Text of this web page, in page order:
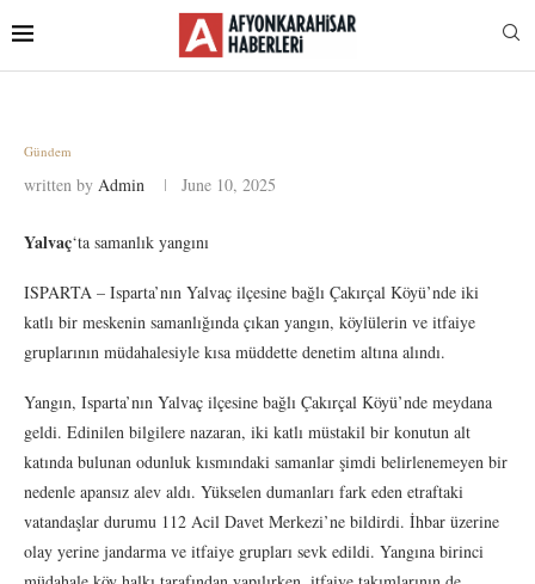
Gündem
written by Admin June 10, 2025
Yalvaç‘ta samanlık yangını
ISPARTA – Isparta’nın Yalvaç ilçesine bağlı Çakırçal Köyü’nde iki
katlı bir meskenin samanlığında çıkan yangın, köylülerin ve itfaiye
gruplarının müdahalesiyle kısa müddette denetim altına alındı.
Yangın, Isparta’nın Yalvaç ilçesine bağlı Çakırçal Köyü’nde meydana
geldi. Edinilen bilgilere nazaran, iki katlı müstakil bir konutun alt
katında bulunan odunluk kısmındaki samanlar şimdi belirlenemeyen bir
nedenle apansız alev aldı. Yükselen dumanları fark eden etraftaki
vatandaşlar durumu 112 Acil Davet Merkezi’ne bildirdi. İhbar üzerine
olay yerine jandarma ve itfaiye grupları sevk edildi. Yangına birinci